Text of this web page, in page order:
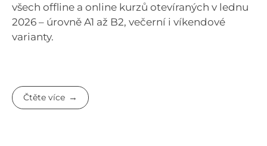
všech offline a online kurzů otevíraných v lednu
2026 – úrovně A1 až B2, večerní i víkendové
varianty.
Čtěte více